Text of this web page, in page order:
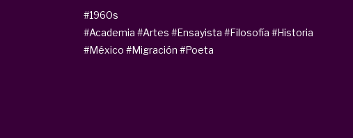
#1960s
#Academia #Artes #Ensayista #Filosofía #Historia
#México #Migración #Poeta